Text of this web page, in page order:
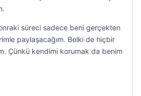
süreci sadece beni gerçekten
paylaşacağım. Belki de hiçbir
Çünkü kendimi korumak da benim